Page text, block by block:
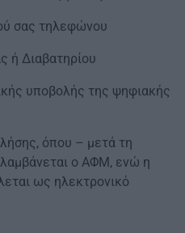
σας τηλεφώνου
Διαβατηρίου
υποβολής της ψηφιακής
όπου – μετά τη
λαμβάνεται ο ΑΦΜ, ενώ η
ως ηλεκτρονικό